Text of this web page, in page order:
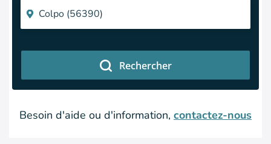
Rechercher
Besoin d'aide ou d'information, contactez-nous